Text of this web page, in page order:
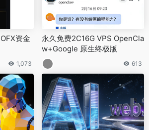
资金
1,073
永久免费2C16G VPS OpenCla
w+Google 原生终极版
613